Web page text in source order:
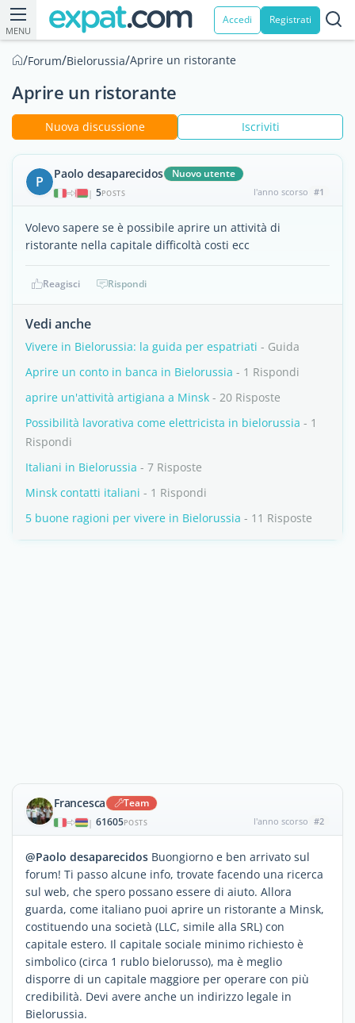
MENU
Accedi Registrati
/Forum/Bielorussia/Aprire un ristorante
Aprire un ristorante
Nuova discussione Iscriviti
P Paolo desaparecidos Nuovo utente
| 5POSTS l'anno scorso #1
Volevo sapere se è possibile aprire un attività di
ristorante nella capitale difficoltà costi ecc
Reagisci Rispondi
Vedi anche
Vivere in Bielorussia: la guida per espatriati - Guida
Aprire un conto in banca in Bielorussia - 1 Rispondi
aprire un'attività artigiana a Minsk - 20 Risposte
Possibilità lavorativa come elettricista in bielorussia - 1
Rispondi
Italiani in Bielorussia - 7 Risposte
Minsk contatti italiani - 1 Rispondi
5 buone ragioni per vivere in Bielorussia - 11 Risposte
Francesca Team
| 61605POSTS l'anno scorso #2
@Paolo desaparecidos Buongiorno e ben arrivato sul
forum! Ti passo alcune info, trovate facendo una ricerca
sul web, che spero possano essere di aiuto. Allora
guarda, come italiano puoi aprire un ristorante a Minsk,
costituendo una società (LLC, simile alla SRL) con
capitale estero. Il capitale sociale minimo richiesto è
simbolico (circa 1 rublo bielorusso), ma è meglio
disporre di un capitale maggiore per operare con più
credibilità. Devi avere anche un indirizzo legale in
Bielorussia.